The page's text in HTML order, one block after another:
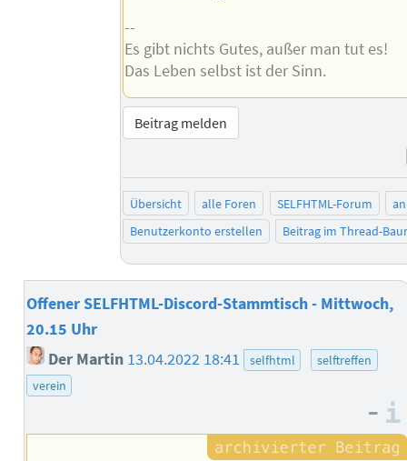
--
Es gibt nichts Gutes, außer man tut es!
Das Leben selbst ist der Sinn.
Beitrag melden
Übersicht alle Foren SELFHTML-Forum
Benutzerkonto erstellen
Beitrag im Thread-
Offener SELFHTML-Discord-Stammtisch - Mittwoch,
20.15 Uhr
Der Martin 13.04.2022 18:41 selfhtml
selftreffen
verein
–